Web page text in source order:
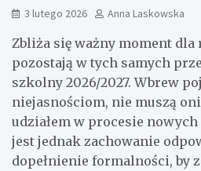
3 lutego 2026 Anna Laskowska
Zbliża się ważny moment
pozostają w tych samych
szkolny 2026/2027. Wbrew
niejasnościom, nie muszą
udziałem w procesie
jest jednak zachowanie
dopełnienie formalności, by